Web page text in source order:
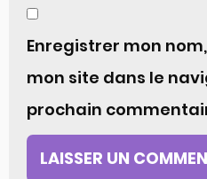
Enregistrer mon
mon site dans le
prochain